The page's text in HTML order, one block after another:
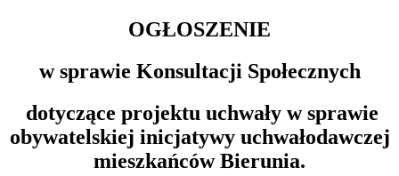
OGŁOSZENIE
w sprawie Konsultacji Społecznych
dotyczące projektu uchwały w sprawie
obywatelskiej inicjatywy uchwałodawczej
mieszkańców Bierunia.